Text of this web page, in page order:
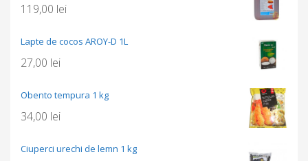
119,00 lei
Lapte de cocos AROY-D 1L
27,00 lei
Obento tempura 1 kg
34,00 lei
Ciuperci urechi de lemn 1 kg